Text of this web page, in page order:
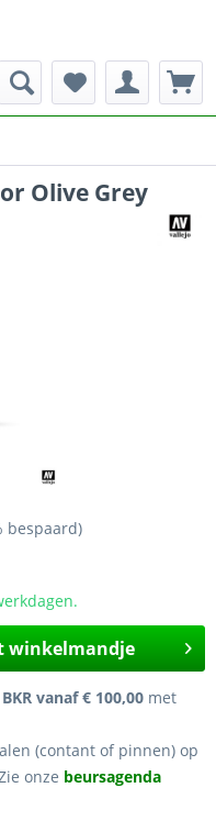
Olive Grey
bespaard)
winkelmandje
vanaf € 100,00 met
(contant of pinnen) op
onze beursagenda